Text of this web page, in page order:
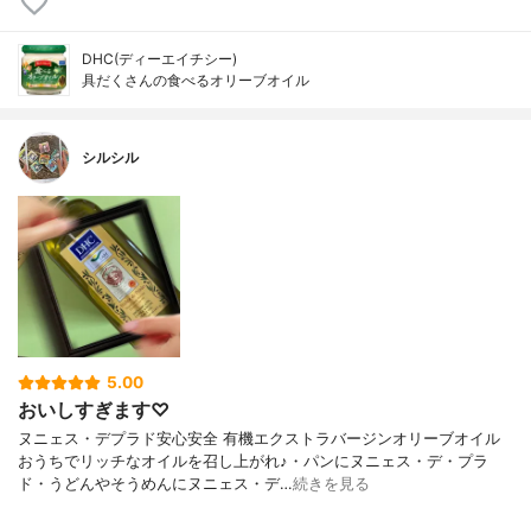
DHC(ディーエイチシー)
具だくさんの食べるオリーブオイル
シルシル
5.00
おいしすぎます♡
ヌニェス・デプラド安心安全 有機エクストラバージンオリーブオイル
おうちでリッチなオイルを召し上がれ♪・パンにヌニェス・デ・プラ
ド・うどんやそうめんにヌニェス・デ…続きを見る